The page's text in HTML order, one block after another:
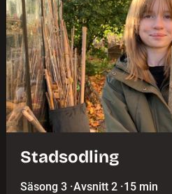
Stadsodling
Säsong 3 ·Avsnitt 2 ·15 min